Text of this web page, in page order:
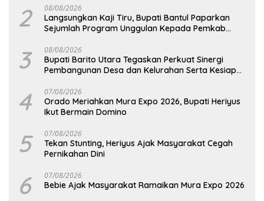
2 08/08/2026
Langsungkan Kaji Tiru, Bupati Bantul Paparkan
Sejumlah Program Unggulan Kepada Pemkab
3 08/08/2026
Bupati Barito Utara Tegaskan Perkuat Sinergi
Pembangunan Desa dan Kelurahan Serta Kesiapan
4 07/08/2026
Orado Meriahkan Mura Expo 2026, Bupati Heriyus
Ikut Bermain Domino
5 07/08/2026
Tekan Stunting, Heriyus Ajak Masyarakat Cegah
Pernikahan Dini
6 07/08/2026
Bebie Ajak Masyarakat Ramaikan Mura Expo 2026